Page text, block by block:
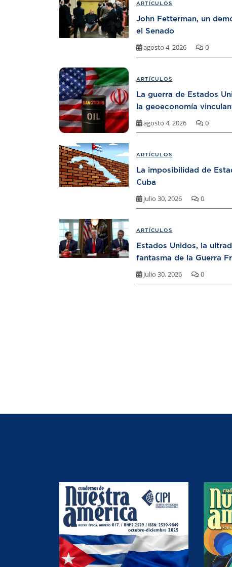
ARTÍCULOS
John Fetterman, un
el Senado
agosto 4, 2026 0
ARTÍCULOS
La guerra de Estados
la geoeconomía
agosto 4, 2026 0
ARTÍCULOS
La imposibilidad de
Cuba
julio 30, 2026 0
ARTÍCULOS
Estados Unidos, la
fantasma de la Guerra
julio 30, 2026 0